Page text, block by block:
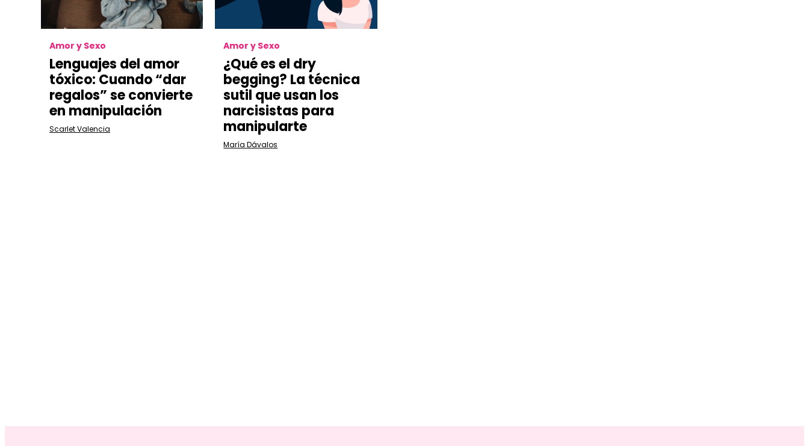
Amor y Sexo
Lenguajes del amor
tóxico: Cuando “dar
regalos” se convierte
en manipulación
Scarlet Valencia
Amor y Sexo
¿Qué es el dry
begging? La técnica
sutil que usan los
narcisistas para
manipularte
María Dávalos